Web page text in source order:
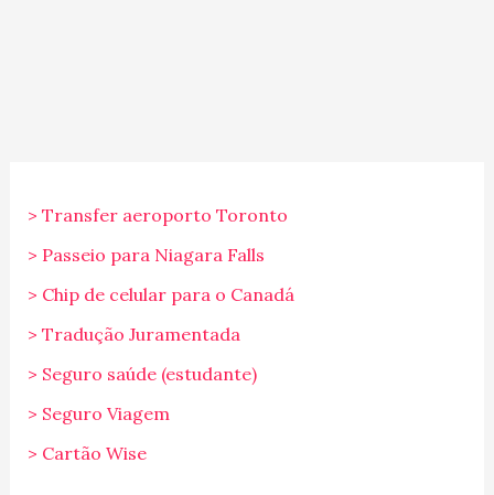
> Transfer aeroporto Toronto
> Passeio para Niagara Falls
> Chip de celular para o Canadá
> Tradução Juramentada
> Seguro saúde (estudante)
> Seguro Viagem
> Cartão Wise